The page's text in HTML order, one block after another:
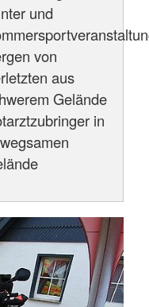
und
von
aus
Gelände
in